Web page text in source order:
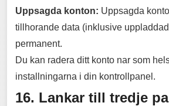
Uppsagda konton: Uppsagda
tillhorande data (inklusive
permanent.
Du kan radera ditt konto nar som
installningarna i din kontrollpanel.
16. Lankar till tredje